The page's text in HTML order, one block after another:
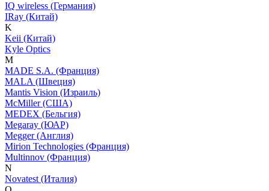
IQ wireless (Германия)
IRay (Китай)
K
Keii (Китай)
Kyle Optics
M
MADE S.A. (Франция)
MALA (Швеция)
Mantis Vision (Израиль)
McMiller (США)
MEDEX (Бельгия)
Megaray (ЮАР)
Megger (Англия)
Mirion Technologies (Франция)
Multinnov (Франция)
N
Novatest (Италия)